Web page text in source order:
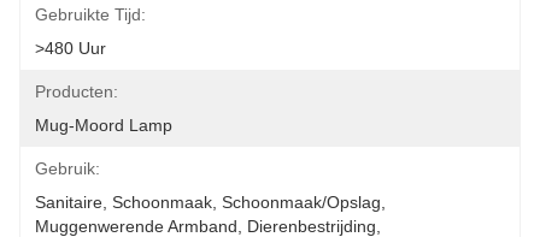
Gebruikte Tijd:
>480 Uur
Producten:
Mug-Moord Lamp
Gebruik:
Sanitaire, Schoonmaak, Schoonmaak/opslag,
Muggenwerende Armband, Dierenbestrijding,